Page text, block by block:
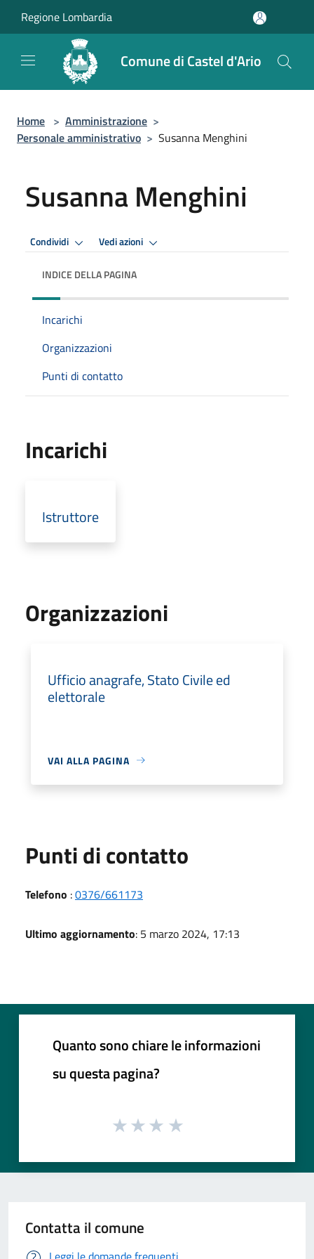
Regione Lombardia
Comune di Castel d'Ario
Home > Amministrazione >
Personale amministrativo > Susanna Menghini
Susanna Menghini
Condividi Vedi azioni
INDICE DELLA PAGINA
Incarichi
Organizzazioni
Punti di contatto
Incarichi
Istruttore
Organizzazioni
Ufficio anagrafe, Stato Civile ed
elettorale
VAI ALLA PAGINA
Punti di contatto
Telefono :0376/661173
Ultimo aggiornamento: 5 marzo 2024, 17:13
Quanto sono chiare le informazioni
su questa pagina?
Contatta il comune